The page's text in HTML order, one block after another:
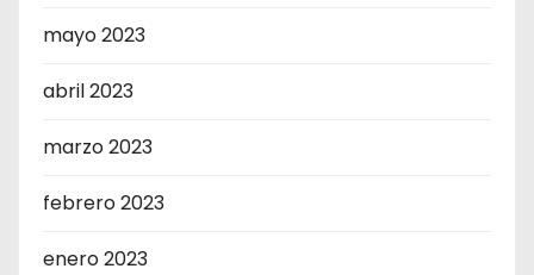
mayo 2023
abril 2023
marzo 2023
febrero 2023
enero 2023